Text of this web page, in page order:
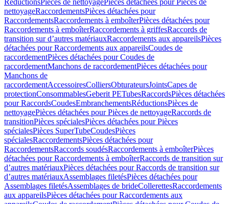
RéductionsPièces de nettoyagePièces détachées pour Pièces de
nettoyageRaccordementsPièces détachées pour
RaccordementsRaccordements à emboîterPièces détachées pour
Raccordements à emboîterRaccordements à griffesRaccords de
transition sur d’autres matériauxRaccordements aux appareilsPièces
détachées pour Raccordements aux appareilsCoudes de
raccordementPièces détachées pour Coudes de
raccordementManchons de raccordementPièces détachées pour
Manchons de
raccordementAccessoiresColliersObturateursJointsCapes de
protectionConsommablesGeberit PETubesRaccordsPièces détachées
pour RaccordsCoudesEmbranchementsRéductionsPièces de
nettoyagePièces détachées pour Pièces de nettoyageRaccords de
transitionPièces spécialesPièces détachées pour Pièces
spécialesPièces SuperTubeCoudesPièces
spécialesRaccordementsPièces détachées pour
RaccordementsRaccords soudésRaccordements à emboîterPièces
détachées pour Raccordements à emboîterRaccords de transition sur
d’autres matériauxPièces détachées pour Raccords de transition sur
d’autres matériauxAssemblages filetésPièces détachées pour
Assemblages filetésAssemblages de brideCollerettesRaccordements
aux appareilsPièces détachées pour Raccordements aux